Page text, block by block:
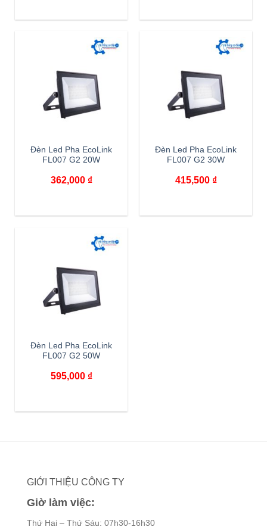
Đèn Led Pha EcoLink
FL007 G2 20W
362,000 ₫
Đèn Led Pha EcoLink
FL007 G2 30W
415,500 ₫
Đèn Led Pha EcoLink
FL007 G2 50W
595,000 ₫
GIỚI THIỆU CÔNG TY
Giờ làm việc:
Thứ Hai – Thứ Sáu: 07h30-16h30